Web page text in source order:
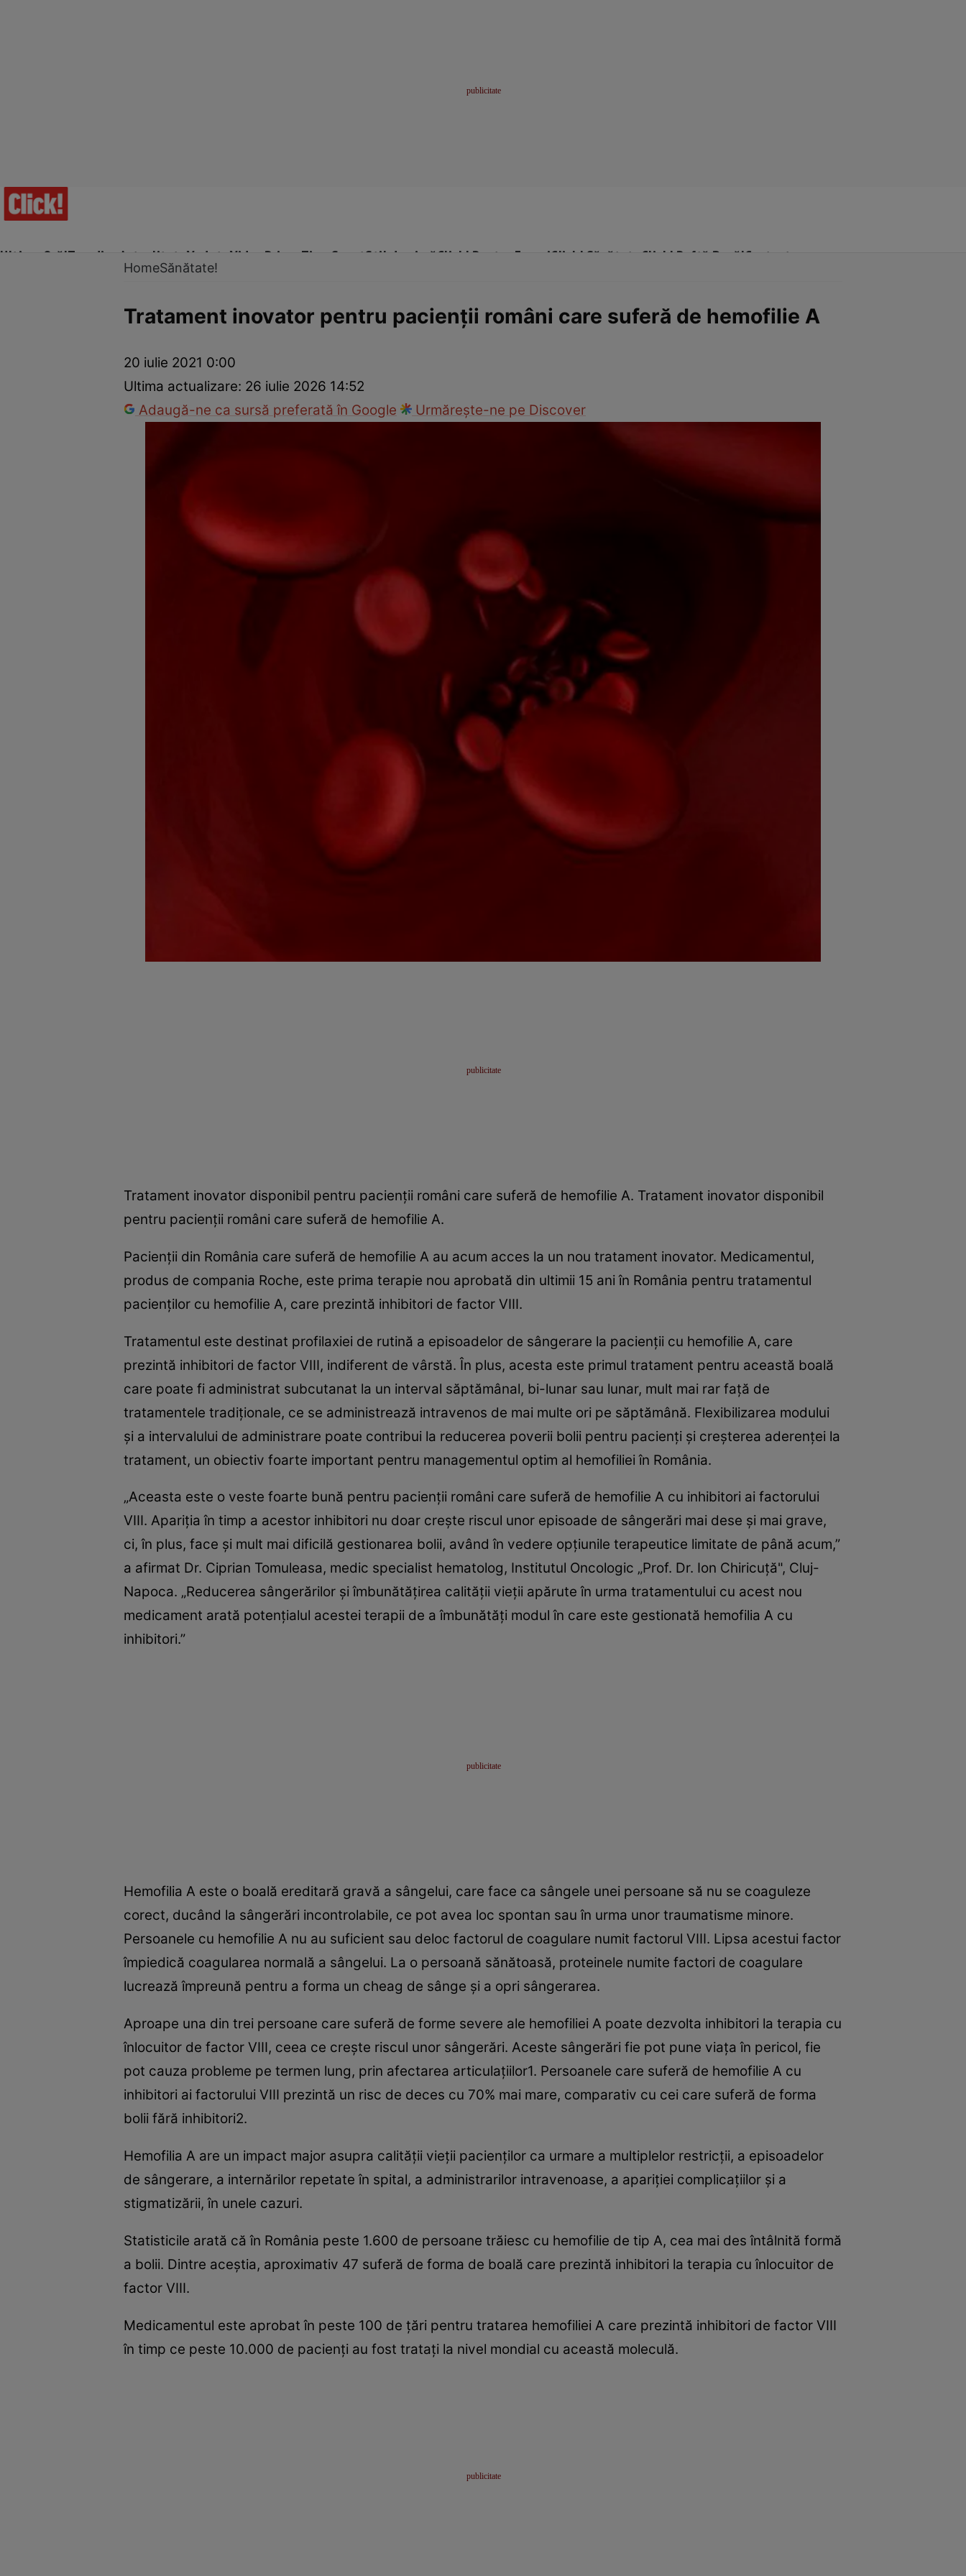
Ultima Oră!Trending Actualitate Vedete Video Prime Time SportStil de viațăClick! Pentru FemeiClick! Sănătate Click! Poftă Bună!Contact
Prevenție și tratamentRemedii naturiste
HomeSănătate!
Tratament inovator pentru pacienţii români care suferă de hemofilie A
20 iulie 2021 0:00
Ultima actualizare: 26 iulie 2026 14:52
Adaugă-ne ca sursă preferată în Google
Urmărește-ne pe Discover
Tratament inovator disponibil pentru pacienţii români care suferă de hemofilie A. Tratament inovator disponibil
pentru pacienţii români care suferă de hemofilie A.
Pacienţii din România care suferă de hemofilie A au acum acces la un nou tratament inovator. Medicamentul,
produs de compania Roche, este prima terapie nou aprobată din ultimii 15 ani în România pentru tratamentul
pacienţilor cu hemofilie A, care prezintă inhibitori de factor VIII.
Tratamentul este destinat profilaxiei de rutină a episoadelor de sângerare la pacienţii cu hemofilie A, care
prezintă inhibitori de factor VIII, indiferent de vârstă. În plus, acesta este primul tratament pentru această boală
care poate fi administrat subcutanat la un interval săptămânal, bi-lunar sau lunar, mult mai rar faţă de
tratamentele tradiţionale, ce se administrează intravenos de mai multe ori pe săptămână. Flexibilizarea modului
şi a intervalului de administrare poate contribui la reducerea poverii bolii pentru pacienţi şi creşterea aderenţei la
tratament, un obiectiv foarte important pentru managementul optim al hemofiliei în România.
„Aceasta este o veste foarte bună pentru pacienţii români care suferă de hemofilie A cu inhibitori ai factorului
VIII. Apariţia în timp a acestor inhibitori nu doar creşte riscul unor episoade de sângerări mai dese şi mai grave,
ci, în plus, face şi mult mai dificilă gestionarea bolii, având în vedere opţiunile terapeutice limitate de până acum,”
a afirmat Dr. Ciprian Tomuleasa, medic specialist hematolog, Institutul Oncologic „Prof. Dr. Ion Chiricuţă", Cluj-
Napoca. „Reducerea sângerărilor şi îmbunătăţirea calităţii vieţii apărute în urma tratamentului cu acest nou
medicament arată potenţialul acestei terapii de a îmbunătăţi modul în care este gestionată hemofilia A cu
inhibitori.”
Hemofilia A este o boală ereditară gravă a sângelui, care face ca sângele unei persoane să nu se coaguleze
corect, ducând la sângerări incontrolabile, ce pot avea loc spontan sau în urma unor traumatisme minore.
Persoanele cu hemofilie A nu au suficient sau deloc factorul de coagulare numit factorul VIII. Lipsa acestui factor
împiedică coagularea normală a sângelui. La o persoană sănătoasă, proteinele numite factori de coagulare
lucrează împreună pentru a forma un cheag de sânge şi a opri sângerarea.
Aproape una din trei persoane care suferă de forme severe ale hemofiliei A poate dezvolta inhibitori la terapia cu
înlocuitor de factor VIII, ceea ce creşte riscul unor sângerări. Aceste sângerări fie pot pune viaţa în pericol, fie
pot cauza probleme pe termen lung, prin afectarea articulaţiilor1. Persoanele care suferă de hemofilie A cu
inhibitori ai factorului VIII prezintă un risc de deces cu 70% mai mare, comparativ cu cei care suferă de forma
bolii fără inhibitori2.
Hemofilia A are un impact major asupra calităţii vieţii pacienţilor ca urmare a multiplelor restricţii, a episoadelor
de sângerare, a internărilor repetate în spital, a administrarilor intravenoase, a apariţiei complicaţiilor şi a
stigmatizării, în unele cazuri.
Statisticile arată că în România peste 1.600 de persoane trăiesc cu hemofilie de tip A, cea mai des întâlnită formă
a bolii. Dintre aceştia, aproximativ 47 suferă de forma de boală care prezintă inhibitori la terapia cu înlocuitor de
factor VIII.
Medicamentul este aprobat în peste 100 de ţări pentru tratarea hemofiliei A care prezintă inhibitori de factor VIII
în timp ce peste 10.000 de pacienţi au fost trataţi la nivel mondial cu această moleculă.